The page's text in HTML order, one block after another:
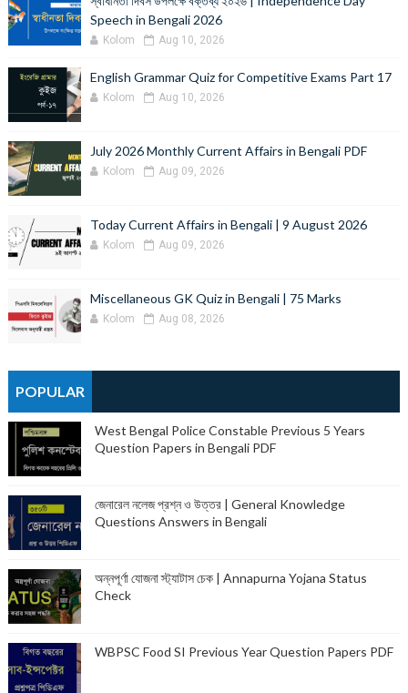
Speech in Bengali 2026
Kolom Aug 10, 2026
English Grammar Quiz for Competitive Exams Part 17
Kolom Aug 10, 2026
July 2026 Monthly Current Affairs in Bengali PDF
Kolom Aug 09, 2026
Today Current Affairs in Bengali | 9 August 2026
Kolom Aug 09, 2026
Miscellaneous GK Quiz in Bengali | 75 Marks
Kolom Aug 08, 2026
POPULAR
West Bengal Police Constable Previous 5 Years
Question Papers in Bengali PDF
জেনারেল নলেজ প্রশ্ন ও উত্তর | General Knowledge
Questions Answers in Bengali
অন্নপূর্ণা যোজনা স্ট্যাটাস চেক | Annapurna Yojana Status
Check
WBPSC Food SI Previous Year Question Papers PDF